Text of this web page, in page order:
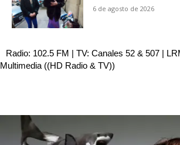
6 de agosto de 2026
Radio: 102.5 FM | TV: Canales 52 & 507 |
Multimedia ((HD Radio & TV))